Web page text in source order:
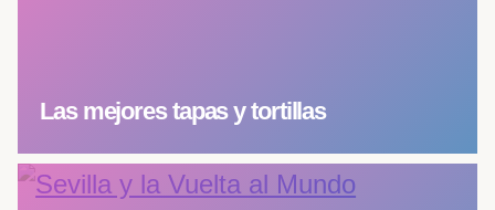
Las mejores tapas y tortillas